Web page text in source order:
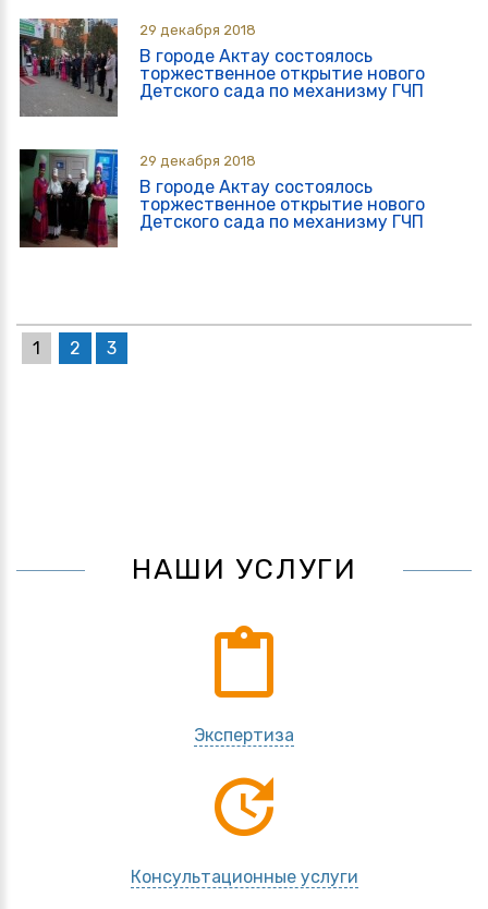
29 декабря 2018
В городе Актау состоялось
торжественное открытие нового
Детского сада по механизму ГЧП
29 декабря 2018
В городе Актау состоялось
торжественное открытие нового
Детского сада по механизму ГЧП
1 2 3
НАШИ УСЛУГИ
content_paste
Экспертиза
update
Консультационные услуги